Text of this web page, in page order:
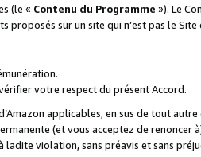
(le « Contenu du Programme »). Le
sur un site qui n’est pas le Site
votre respect du présent Accord.
applicables, en sus de tout
(et vous acceptez de renoncer
violation, sans préavis et sans